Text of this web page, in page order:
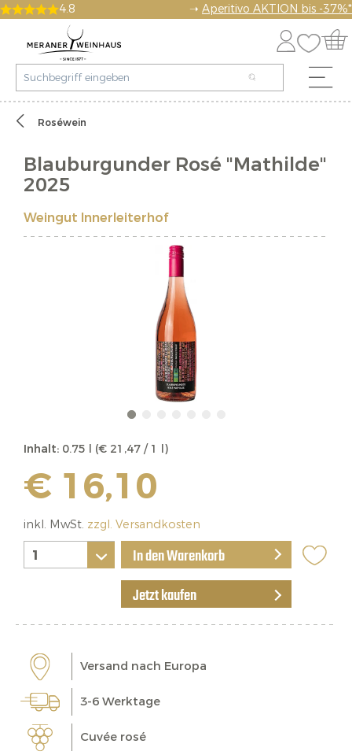
4.8 ➝ Aperitivo AKTION bis -37%*
Roséwein
Blauburgunder Rosé "Mathilde"
2025
Weingut Innerleiterhof
Inhalt: 0.75 l (€ 21,47 / 1 l)
€ 16,10
inkl. MwSt. zzgl. Versandkosten
In den Warenkorb
Jetzt kaufen
Versand nach Europa
3-6 Werktage
Cuvée rosé